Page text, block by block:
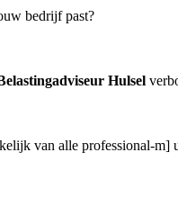
bedrijf past?
Hulsel
van alle professional-m]